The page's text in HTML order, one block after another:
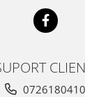
0726180410